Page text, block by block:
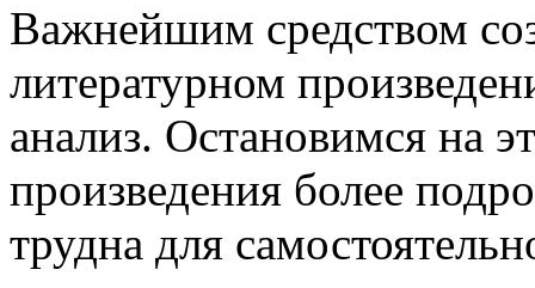
Важнейшим средством
литературном
анализ. Остановимся на
произведения более
трудна для